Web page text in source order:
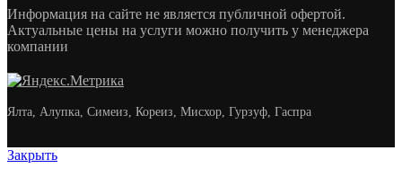
Информация на сайте не является публичной офертой.
Актуальные цены на услуги можно получить у менеджера
компании
Ялта, Алупка, Симеиз, Кореиз, Мисхор, Гурзуф, Гаспра
Закрыть